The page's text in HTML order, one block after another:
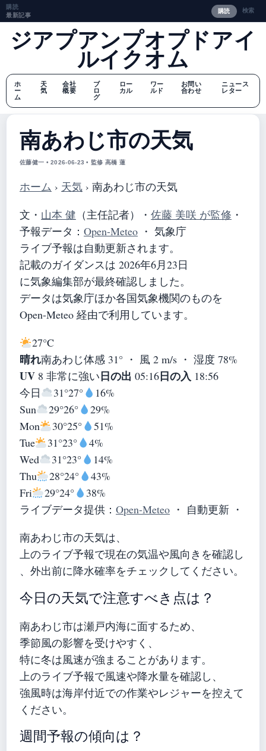
購読
最新記事
購読 検索
ジアプアンプオプドアイ
ルイクオム
ホ
ー
ム
天
気
会社
概要
ブ
ロ
グ
ロー
カル
ワー
ルド
お問い
合わせ
ニュース
レター
南あわじ市の天気
佐藤健一 • 2026-06-23 • 監修 高橋 蓮
ホーム › 天気 › 南あわじ市の天気
文・ 山本 健 （主任記者） ・ 佐藤 美咲 が監修 ・
予報データ： Open-Meteo ・ 気象庁
ライブ予報は自動更新されます。
記載のガイダンスは 2026年6月23日
に気象編集部が最終確認しました。
データは気象庁ほか各国気象機関のものを
Open-Meteo 経由で利用しています。
27°C
晴れ南あわじ体感 31° ・ 風 2 m/s ・ 湿度 78%
UV 8 非常に強い日の出 05:16日の入 18:56
今日
31°27°
16%
Sun
29°26°
29%
Mon
30°25°
51%
Tue
31°23°
4%
Wed
31°23°
14%
Thu
28°24°
43%
Fri
29°24°
38%
ライブデータ提供： Open-Meteo ・ 自動更新 ・
南あわじ市の天気は、
上のライブ予報で現在の気温や風向きを確認し
、外出前に降水確率をチェックしてください。
今日の天気で注意すべき点は？
南あわじ市は瀬戸内海に面するため、
季節風の影響を受けやすく、
特に冬は風速が強まることがあります。
上のライブ予報で風速や降水量を確認し、
強風時は海岸付近での作業やレジャーを控えて
ください。
週間予報の傾向は？